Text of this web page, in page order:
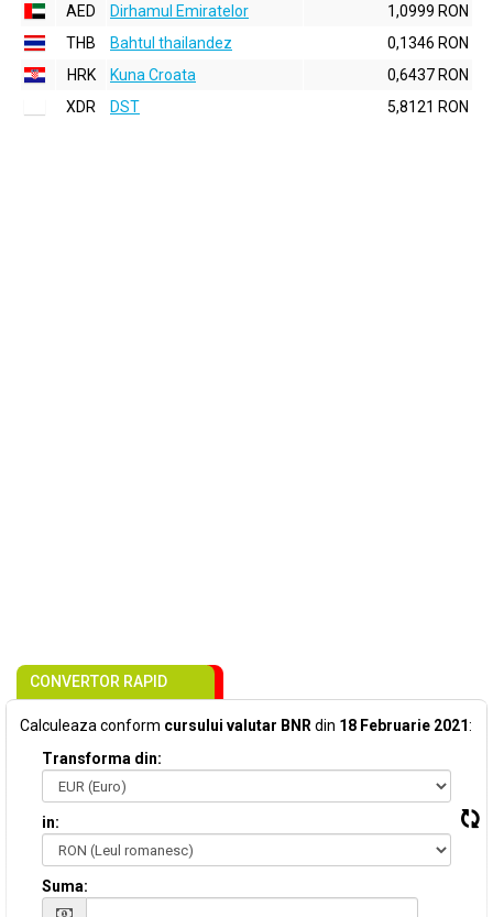
AED
Dirhamul Emiratelor
1,0999 RON
THB
Bahtul thailandez
0,1346 RON
HRK
Kuna Croata
0,6437 RON
XDR
DST 5,8121 RON
CONVERTOR RAPID
Calculeaza conform cursului valutar BNR din 18 Februarie 2021:
Transforma din:
in:
Suma: